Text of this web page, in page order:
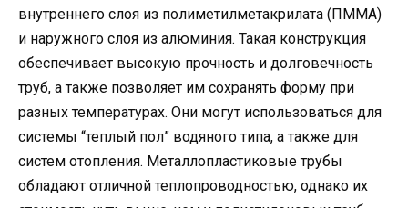
внутреннего слоя из полиметилметакрилата (ПММА)
и наружного слоя из алюминия. Такая конструкция
обеспечивает высокую прочность и долговечность
труб, а также позволяет им сохранять форму при
разных температурах. Они могут использоваться для
системы “теплый пол” водяного типа, а также для
систем отопления. Металлопластиковые трубы
обладают отличной теплопроводностью, однако их